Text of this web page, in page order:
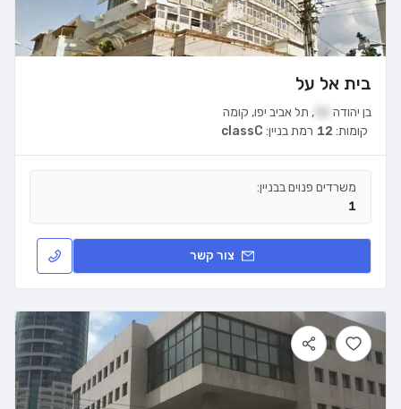
בית אל על
בן יהודה , תל אביב יפו, קומה
רמת בניין: classC קומות: 12
משרדים פנוים בבניין:
1
צור קשר